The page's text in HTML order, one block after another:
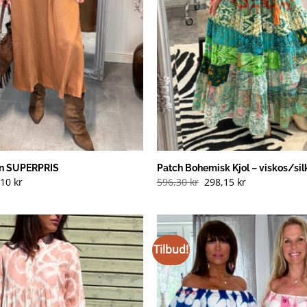
krNåværende
(NOK).
Patch Bohemisk Kjol – viskos/
596,30kr 298,15 kr
Tilbud!